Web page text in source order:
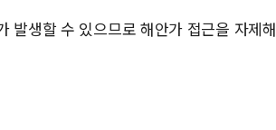
발생할 수 있으므로 해안가 접근을 자제해